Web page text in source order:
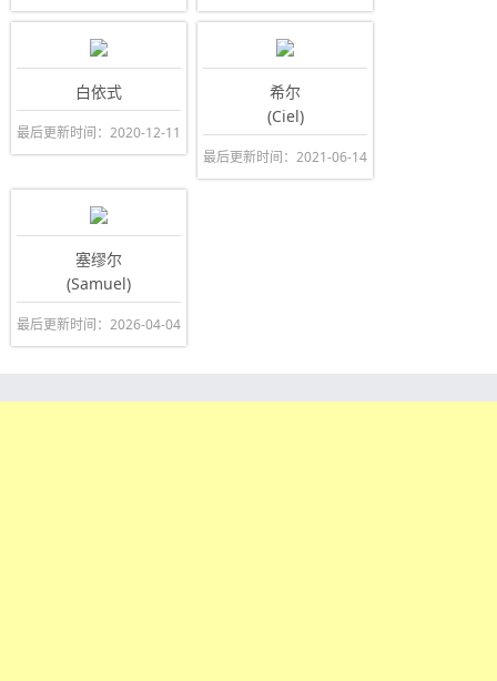
白依式
最后更新时间：2020-12-11
希尔
(Ciel)
最后更新时间：2021-06-14
塞缪尔
(Samuel)
最后更新时间：2026-04-04